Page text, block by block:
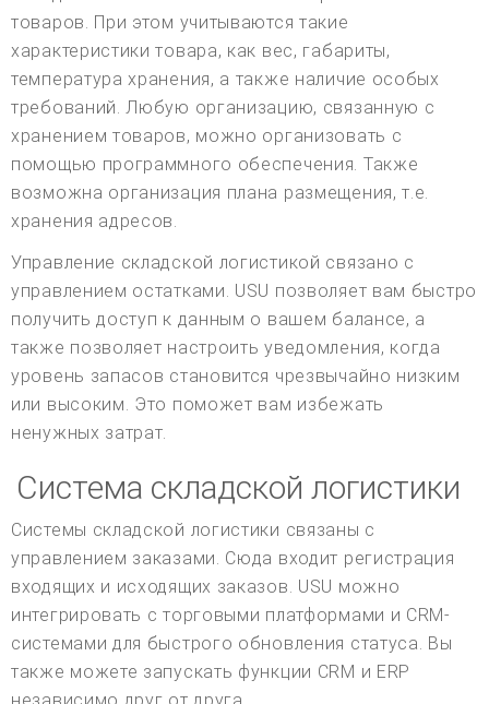
товаров. При этом учитываются такие
характеристики товара, как вес, габариты,
температура хранения, а также наличие особых
требований. Любую организацию, связанную с
хранением товаров, можно организовать с
помощью программного обеспечения. Также
возможна организация плана размещения, т.е.
хранения адресов.
Управление складской логистикой связано с
управлением остатками. USU позволяет вам быстро
получить доступ к данным о вашем балансе, а
также позволяет настроить уведомления, когда
уровень запасов становится чрезвычайно низким
или высоким. Это поможет вам избежать
ненужных затрат.
Система складской логистики
Системы складской логистики связаны с
управлением заказами. Сюда входит регистрация
входящих и исходящих заказов. USU можно
интегрировать с торговыми платформами и CRM-
системами для быстрого обновления статуса. Вы
также можете запускать функции CRM и ERP
независимо друг от друга.